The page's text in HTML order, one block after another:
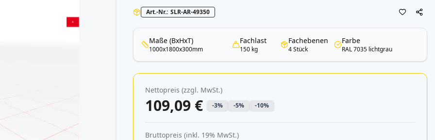
Art.-Nr. SLR-AR-49350
Maße (BxHxT)
1000x1800x300mm
Fachlast
150 kg
Fachebenen
4 Stück
Farbe
RAL 7035 lichtgrau
Nettopreis (zzgl. MwSt.)
109,09 € -3% -5% -10%
Bruttopreis (inkl. 19% MwSt.)